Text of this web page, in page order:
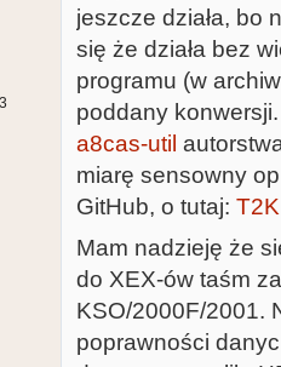
jeszcze działa, bo
się że działa bez
programu (w
poddany
a8cas-util
miarę sensowny
GitHub, o tutaj:
Mam nadzieję że
do XEX-ów taśm
KSO/2000F/2001.
poprawności